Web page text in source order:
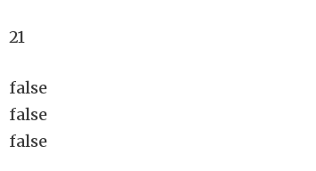
21
false
false
false